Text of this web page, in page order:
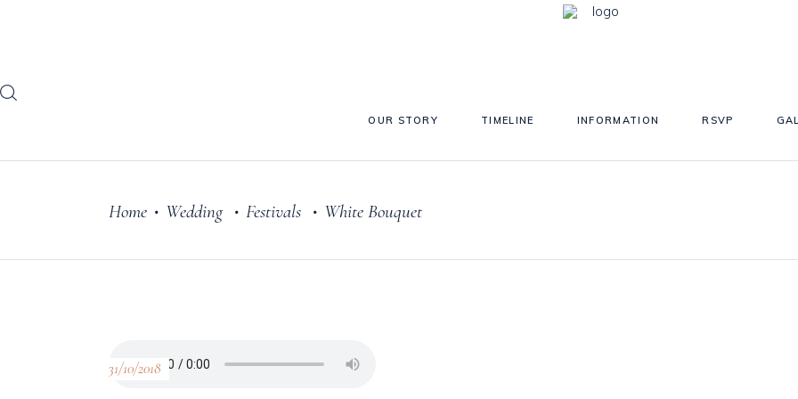
OUR STORY TIMELINE INFORMATION RSVP
Home • Wedding • Festivals • White Bouquet
31/10/2018